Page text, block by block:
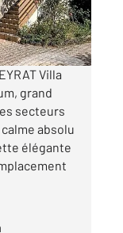
Villa
grand
secteurs
absolu
élégante